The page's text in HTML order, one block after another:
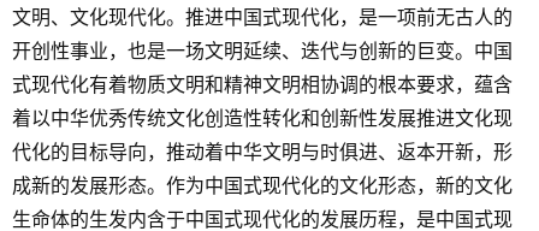
文明、文化现代化。推进中国式现代化，是一项前无古人的
开创性事业，也是一场文明延续、迭代与创新的巨变。中国
式现代化有着物质文明和精神文明相协调的根本要求，蕴含
着以中华优秀传统文化创造性转化和创新性发展推进文化现
代化的目标导向，推动着中华文明与时俱进、返本开新，形
成新的发展形态。作为中国式现代化的文化形态，新的文化
生命体的生发内含于中国式现代化的发展历程，是中国式现